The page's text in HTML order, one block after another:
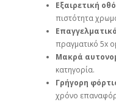
Εξαιρετική
πιστότητα
πραγματικό 5x
Μακρά
κατηγορία.
Γρήγορη
χρόνο